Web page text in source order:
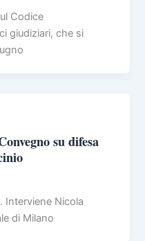
Codice
giudiziari, che si
su difesa
Interviene Nicola
di Milano